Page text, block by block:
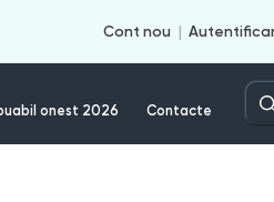
Cont nou
onest 2026 Contacte